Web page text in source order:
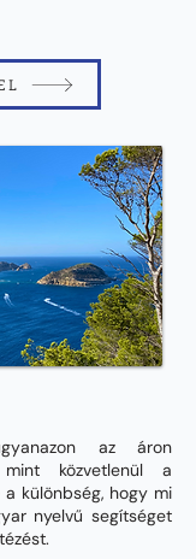
az áron
közvetlenül a
különbség, hogy mi
nyelvű segítséget